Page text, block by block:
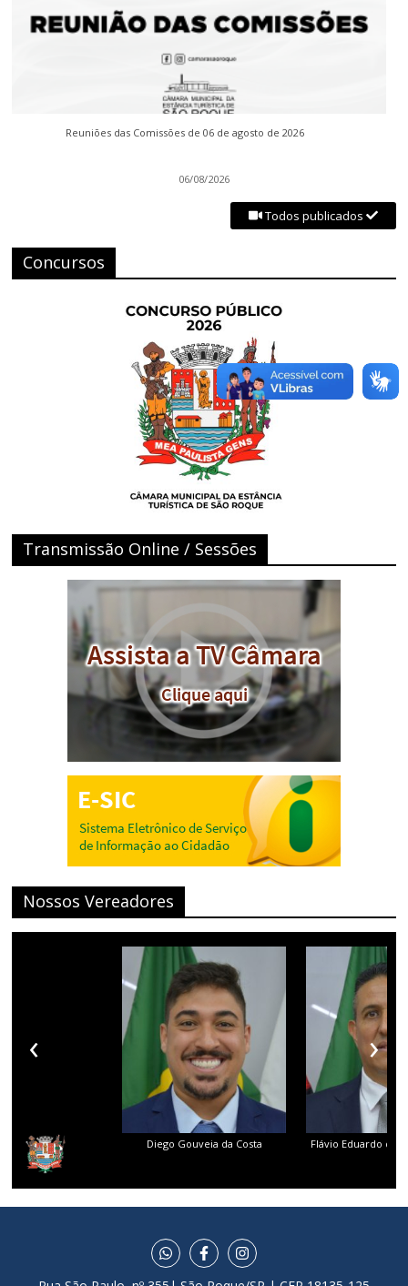
Reuniões das Comissões de 06 de agosto de 2026
06/08/2026
Todos publicados
Concursos
Transmissão Online / Sessões
Nossos Vereadores
Diego Gouveia da Costa Flávio Eduardo dos
‹ ›